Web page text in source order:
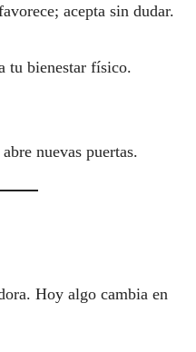
acepta sin dudar.
tu bienestar físico.
nuevas puertas.
Hoy algo cambia en